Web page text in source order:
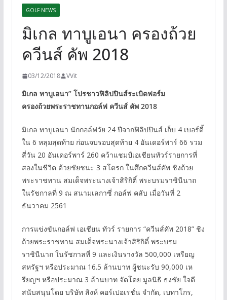
GOLF NEWS
มิเกล ทาบูเอนา ครองถ้วย
ควีนส์ คัพ 2018
03/12/2018 VVit
มิเกล ทาบูเอนา” โปรชาวฟิลิปปินส์ระเบิดฟอร์ม
ครองถ้วยพระราชทานกอล์ฟ ควีนส์ คัพ 2018
มิเกล ทาบูเอนา นักกอล์ฟวัย 24 ปีจากฟิลิปปินส์ เก็บ 4 เบอร์ดี้
ใน 6 หลุมสุดท้าย ก่อนจบรอบสุดท้าย 4 อันเดอร์พาร์ 66 รวม
สี่วัน 20 อันเดอร์พาร์ 260 คว้าแชมป์เอเชียนทัวร์รายการที่
สองในชีวิต ด้วยชัยชนะ 3 สโตรก ในศึกควีนส์คัพ ชิงถ้วย
พระราชทาน สมเด็จพระนางเจ้าสิริกิติ์ พระบรมราชินีนาถ
ในรัชกาลที่ 9 ณ สนามเลกาซี่ กอล์ฟ คลับ เมื่อวันที่ 2
ธันวาคม 2561
การแข่งขันกอล์ฟ เอเชียน ทัวร์ รายการ “ควีนส์คัพ 2018” ชิง
ถ้วยพระราชทาน สมเด็จพระนางเจ้าสิริกิติ์ พระบรม
ราชินีนาถ ในรัชกาลที่ 9 และเงินรางวัล 500,000 เหรียญ
สหรัฐฯ หรือประมาณ 16.5 ล้านบาท ผู้ชนะรับ 90,000 เห
รียญฯ หรือประมาณ 3 ล้านบาท จัดโดย มูลนิธิ ธงชัย ใจดี
สนับสนุนโดย บริษัท สิงห์ คอร์เปอเรชั่น จำกัด, เบทาโกร,